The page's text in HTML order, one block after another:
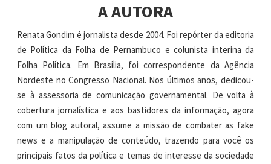
A AUTORA
Renata Gondim é jornalista desde 2004. Foi repórter da editoria
de Política da Folha de Pernambuco e colunista interina da
Folha Política. Em Brasília, foi correspondente da Agência
Nordeste no Congresso Nacional. Nos últimos anos, dedicou-
se à assessoria de comunicação governamental. De volta à
cobertura jornalística e aos bastidores da informação, agora
com um blog autoral, assume a missão de combater as fake
news e a manipulação de conteúdo, trazendo para você os
principais fatos da política e temas de interesse da sociedade